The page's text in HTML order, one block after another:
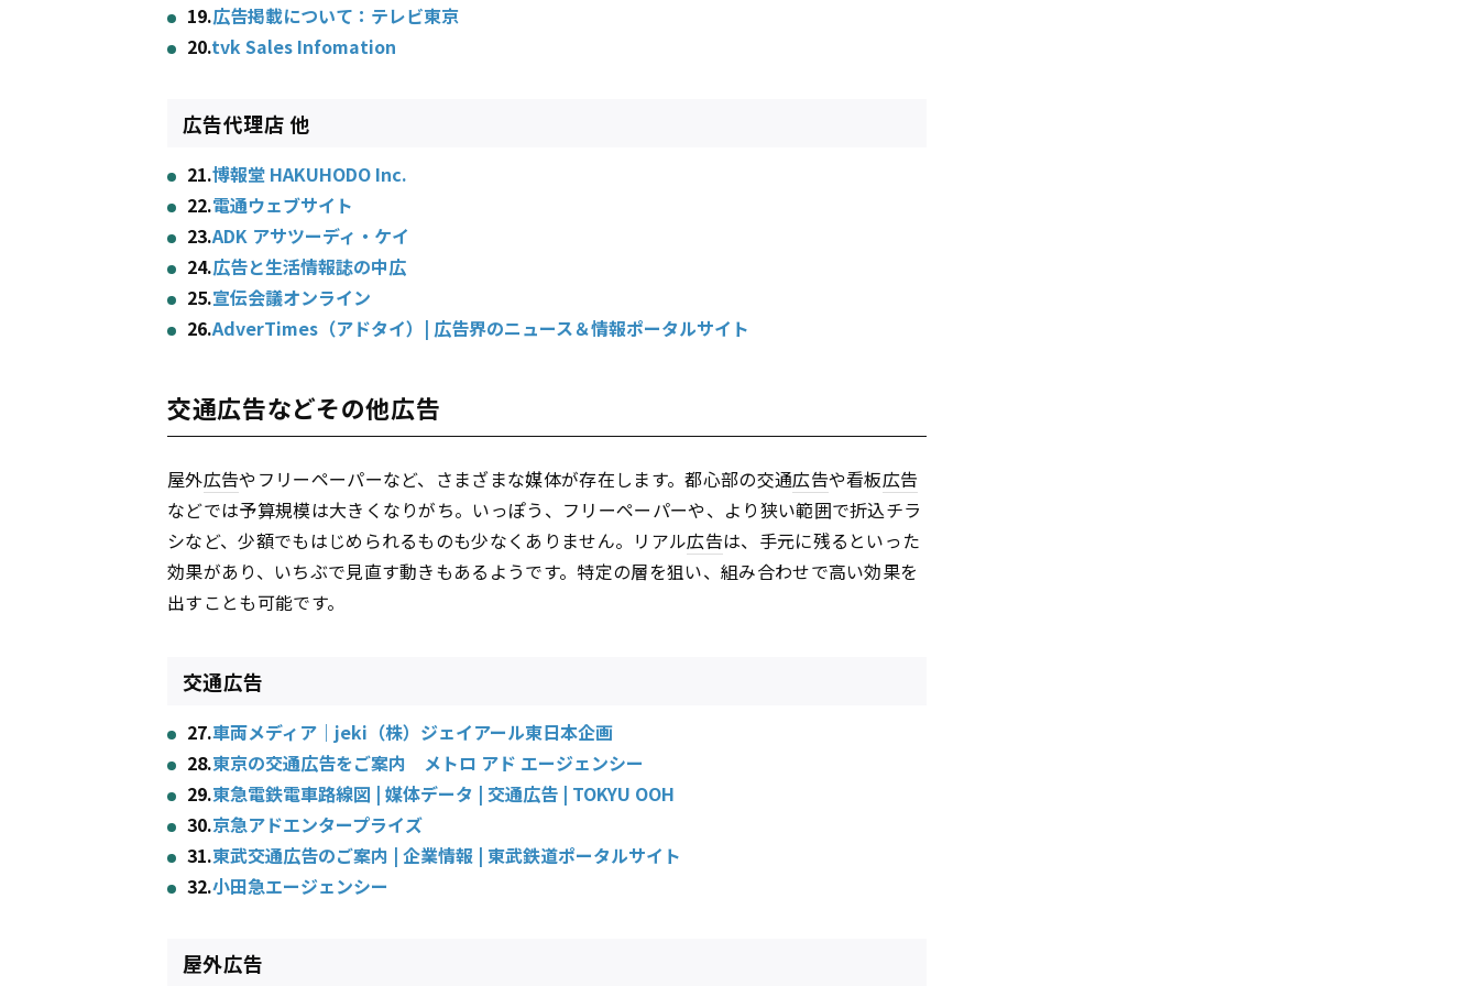
19.広告掲載について：テレビ東京
20.tvk Sales Infomation
広告代理店 他
21.博報堂 HAKUHODO Inc.
22.電通ウェブサイト
23.ADK アサツーディ・ケイ
24.広告と生活情報誌の中広
25.宣伝会議オンライン
26.AdverTimes（アドタイ）| 広告界のニュース＆情報ポータルサイト
交通広告などその他広告
屋外広告やフリーペーパーなど、さまざまな媒体が存在します。都心部の交通広告や看板広告
などでは予算規模は大きくなりがち。いっぽう、フリーペーパーや、より狭い範囲で折込チラ
シなど、少額でもはじめられるものも少なくありません。リアル広告は、手元に残るといった
効果があり、いちぶで見直す動きもあるようです。特定の層を狙い、組み合わせで高い効果を
出すことも可能です。
交通広告
27.車両メディア｜jeki（株）ジェイアール東日本企画
28.東京の交通広告をご案内 メトロ アド エージェンシー
29.東急電鉄電車路線図 | 媒体データ | 交通広告 | TOKYU OOH
30.京急アドエンタープライズ
31.東武交通広告のご案内 | 企業情報 | 東武鉄道ポータルサイト
32.小田急エージェンシー
屋外広告